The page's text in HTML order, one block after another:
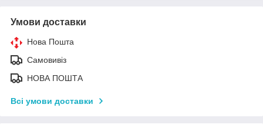
Умови доставки
Нова Пошта
Самовивіз
НОВА ПОШТА
Всі умови доставки